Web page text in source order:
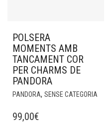
POLSERA
MOMENTS AMB
TANCAMENT COR
PER CHARMS DE
PANDORA
PANDORA, SENSE CATEGORIA
99,00€